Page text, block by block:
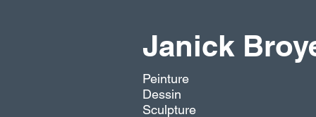
Janick
Peinture
Dessin
Sculpture